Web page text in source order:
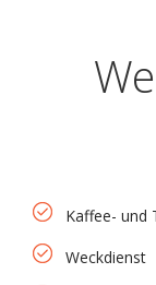
Kaffee- und
Weckdienst